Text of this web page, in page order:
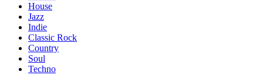
House
Jazz
Indie
Classic Rock
Country
Soul
Techno